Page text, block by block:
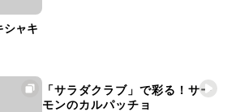
シャキ
「サラダクラブ」で彩る！サー
モンのカルパッチョ